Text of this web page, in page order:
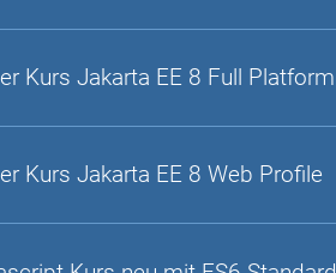
Kurs Jakarta EE 8 Full Platform
Kurs Jakarta EE 8 Web Profile